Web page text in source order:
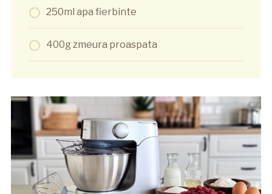
250ml apa fierbinte
400g zmeura proaspata